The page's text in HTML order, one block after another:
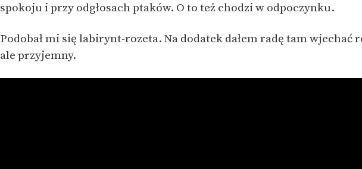
spokoju i przy odgłosach ptaków. O to też chodzi w odpoczynku.
Podobał mi się labirynt-rozeta. Na dodatek dałem radę tam wjechać
ale przyjemny.